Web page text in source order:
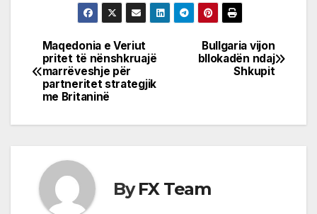
Post
navigation
Bullgaria vijon
bllokadën ndaj
Shkupit
Maqedonia e Veriut
pritet të nënshkruajë
marrëveshje për
partneritet strategjik
me Britaninë
ByFX Team